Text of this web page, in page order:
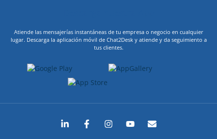
Atiende las mensajerías instantáneas de tu empresa o negocio en cualquier
lugar. Descarga la aplicación móvil de Chat2Desk y atiende y da seguimiento a
tus clientes.